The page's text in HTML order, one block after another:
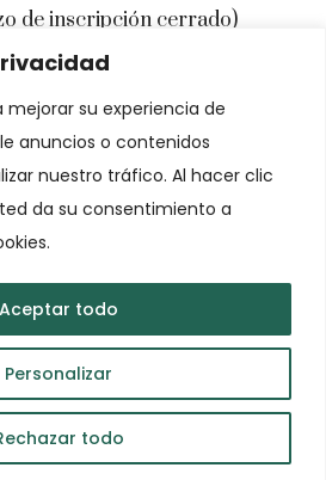
mejorar su experiencia de
anuncios o contenidos
nuestro tráfico. Al hacer clic
da su consentimiento a
Personalizar
todo
Aceptar todo
de inscripción cerrado)
Rights Reserved.